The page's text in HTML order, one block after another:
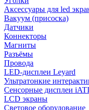
Аксессуары для led
Вакуум (присоска)
Датчики
Коннекторы
Магниты
Разъёмы
Провода
LED-дисплеи Leyard
Ультратонкие
Сенсорные дисплеи
LCD экраны
Световое оборудование